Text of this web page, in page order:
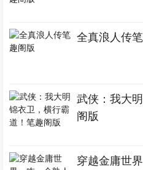
全真浪人传
武侠：我大
阁版
穿越金庸世